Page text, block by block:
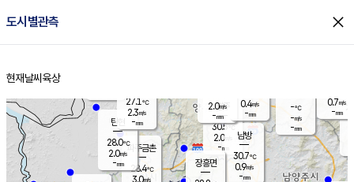
도시별관측 close
홈
현재날씨 육상
양주
30.5℃
2.0
-mm
파주금촌
28.4℃
3.0m/s
-℃
-m/s
-mm
탄현
28.0℃
2.0m/s
-mm
0.7m/s
-mm
남방
30.7℃
0.9m/s
-mm
장흥면
2.0m/s
-mm
27.1℃
2.3m/s
-mm
0.4m/s
-mm